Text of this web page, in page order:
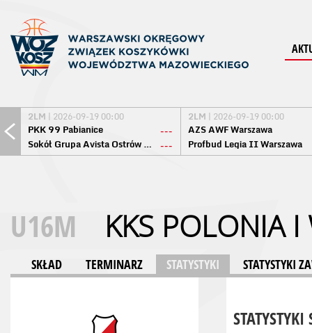
2LM | 2026-09-19 00:00
PKK 99 Pabianice
---
Sokół Grupa Avista Ostrów Maz. ---
2LM | 2026-09-19 00:00
AZS AWF Warszawa
Profbud Legia II Warszawa
U16M KKS POLONIA I
SKŁAD TERMINARZ STATYSTYKI STATYSTYKI